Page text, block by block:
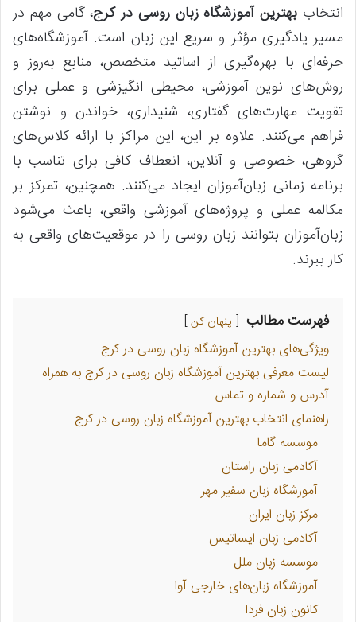
انتخاب بهترین آموزشگاه زبان روسی در کرج، گامی مهم در
مسیر یادگیری مؤثر و سریع این زبان است. آموزشگاه‌های
حرفه‌ای با بهره‌گیری از اساتید متخصص، منابع به‌روز و
روش‌های نوین آموزشی، محیطی انگیزشی و عملی برای
تقویت مهارت‌های گفتاری، شنیداری، خواندن و نوشتن
فراهم می‌کنند. علاوه بر این، این مراکز با ارائه کلاس‌های
گروهی، خصوصی و آنلاین، انعطاف کافی برای تناسب با
برنامه زمانی زبان‌آموزان ایجاد می‌کنند. همچنین، تمرکز بر
مکالمه عملی و پروژه‌های آموزشی واقعی، باعث می‌شود
زبان‌آموزان بتوانند زبان روسی را در موقعیت‌های واقعی به
کار ببرند.
فهرست مطالب پنهان کن
ویژگی‌های بهترین آموزشگاه زبان روسی در کرج
لیست معرفی بهترین آموزشگاه زبان روسی در کرج به همراه
آدرس و شماره و تماس
راهنمای انتخاب بهترین آموزشگاه زبان روسی در کرج
موسسه گاما
آکادمی زبان راستان
آموزشگاه زبان سفیر مهر
مرکز زبان ایران
آکادمی زبان ایساتیس
موسسه زبان ملل
آموزشگاه زبان‌های خارجی آوا
کانون زبان فردا